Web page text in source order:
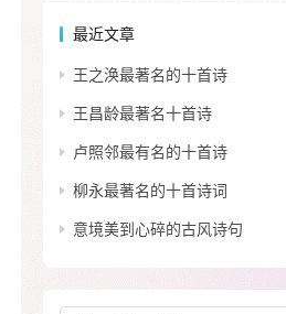
最近文章
王之涣最著名的十首诗
王昌龄最著名十首诗
卢照邻最有名的十首诗
柳永最著名的十首诗词
意境美到心碎的古风诗句